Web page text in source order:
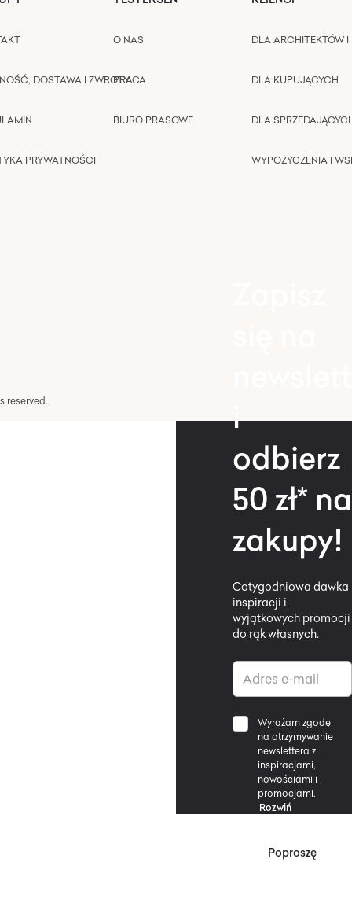
DOSTAWA I ZWROTY
PRYWATNOŚCI
O NAS
PRACA
BIURO PRASOWE
DLA ARCHITEKTÓW I
DLA KUPUJĄCYCH
DLA
WYPOŻYCZENIA I
reserved.
i
odbierz
50 zł* na
zakupy!
Cotygodniowa dawka
inspiracji i
wyjątkowych promocji
do rąk własnych.
Wyrażam zgodę
na otrzymywanie
newslettera z
inspiracjami,
nowościami i
promocjami.
Rozwiń
Poproszę